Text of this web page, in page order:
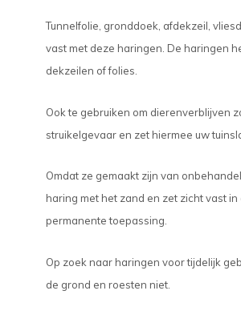
Tunnelfolie, gronddoek, afdekzeil,
vast met deze haringen. De haringen
dekzeilen of folies.
Ook te gebruiken om dierenverblijven
struikelgevaar en zet hiermee uw
Omdat ze gemaakt zijn van
haring met het zand en zet zicht vast
permanente toepassing.
Op zoek naar haringen voor tijdelijk
de grond en roesten niet.